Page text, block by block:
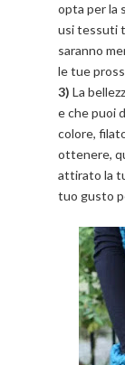
opta per la
usi tessuti
saranno
le tue
3) La
e che puoi
colore,
ottenere,
attirato la
tuo gusto